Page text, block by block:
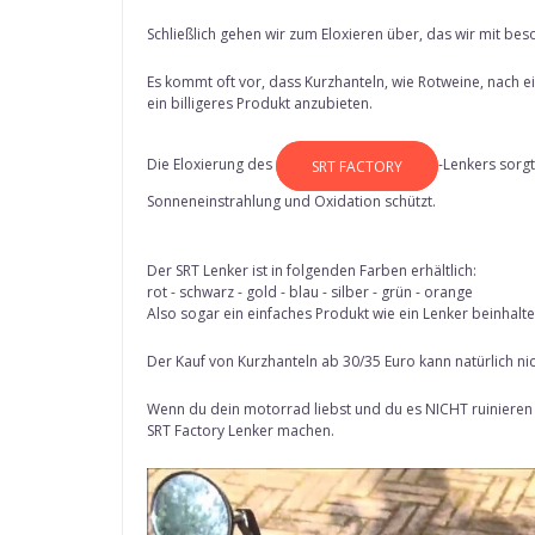
Schließlich gehen wir zum Eloxieren über, das wir mit
Es kommt oft vor, dass Kurzhanteln, wie Rotweine,
ein billigeres Produkt anzubieten.
Die Eloxierung des SRT FACTORY
-Lenkers
Sonneneinstrahlung und Oxidation schützt.
Der SRT Lenker ist in folgenden Farben erhältlich:
rot - schwarz - gold - blau - silber - grün - orange
Also sogar ein einfaches Produkt wie ein Lenker
Der Kauf von Kurzhanteln ab 30/35 Euro kann natürlich
Wenn du dein motorrad liebst und du es NICHT
SRT Factory Lenker machen.